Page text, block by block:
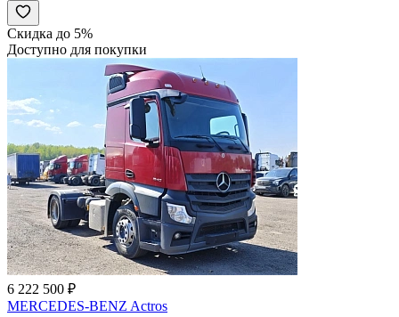
Скидка до 5%
Доступно для покупки
6 222 500 ₽
MERCEDES-BENZ Actros